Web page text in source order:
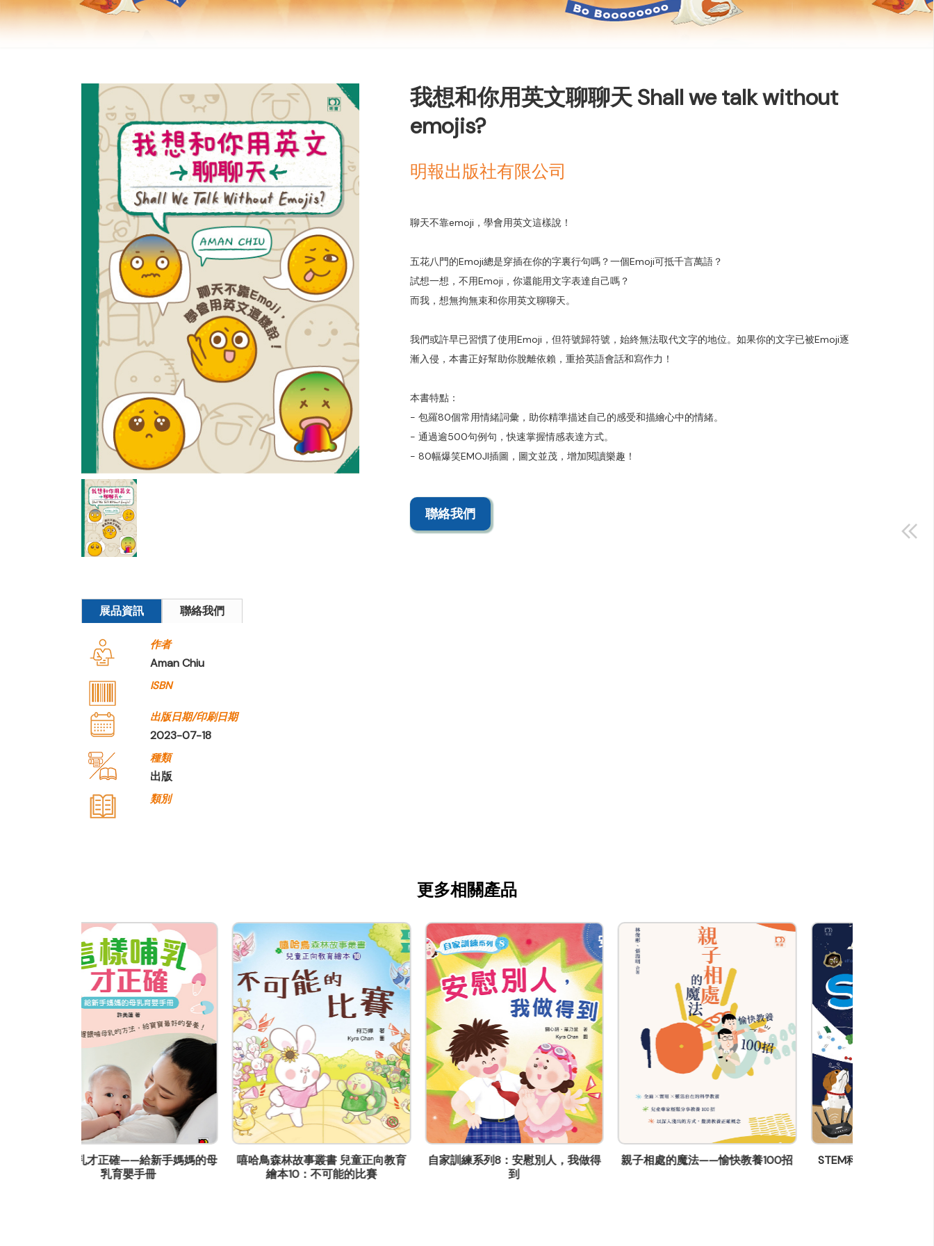
我想和你用英文聊聊天 Shall we talk without
emojis?
明報出版社有限公司
聊天不靠emoji，學會用英文這樣說！
五花八門的Emoji總是穿插在你的字裏行句嗎？一個Emoji可抵千言萬語？
試想一想，不用Emoji，你還能用文字表達自己嗎？
而我，想無拘無束和你用英文聊聊天。
我們或許早已習慣了使用Emoji，但符號歸符號，始終無法取代文字的地位。如果你的文字已被Emoji逐
漸入侵，本書正好幫助你脫離依賴，重拾英語會話和寫作力！
本書特點：
- 包羅80個常用情緒詞彙，助你精準描述自己的感受和描繪心中的情緒。
- 通過逾500句例句，快速掌握情感表達方式。
- 80幅爆笑EMOJI插圖，圖文並茂，增加閱讀樂趣！
聯絡我們
展品資訊 聯絡我們
作者
Aman Chiu
ISBN
出版日期/印刷日期
2023-07-18
種類
出版
類別
聯絡
公司商務/版權聯絡人姓名
關錦瑩
職位
市場主任
電郵
kykwan01@mingpao.com
電話
(852) 25953215
傳真
(852) 28982646
通訊地址
更多相關產品
嘻哈鳥森林故事叢書 兒童正向教育
繪本10：不可能的比賽
自家訓練系列8：安慰別人，我做得
到
親子相處的魔法——愉快教養100招 STEM科學好有趣 英文詞彙大圖典